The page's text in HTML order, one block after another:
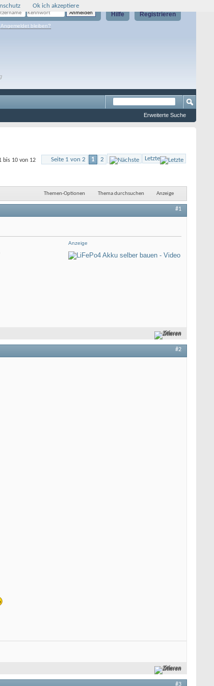
Registrieren
Hilfe
Angemeldet bleiben?
Erweiterte Suche
Seite 1 von 2
1 2 Letzte
bis 10 von 12
Themen-Optionen Thema durchsuchen Anzeige
#1
Anzeige
Zitieren
#2
Zitieren
#3
Ok ich akzeptiere